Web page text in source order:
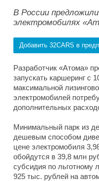
В России
электромобилях
Добавить 32CARS в
Разработчик «Атома»
запускать каршеринг с
максимальной
электромобилей
дополнительных
Минимальный парк из
дешевым способом
цене электромобиля
обойдутся в 39,8 млн
субсидия по льготному
925 тыс. рублей на